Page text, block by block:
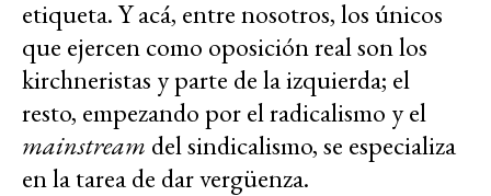
etiqueta. Y acá, entre nosotros, los únicos
que ejercen como oposición real son los
kirchneristas y parte de la izquierda; el
resto, empezando por el radicalismo y el
mainstream del sindicalismo, se especializa
en la tarea de dar vergüenza.